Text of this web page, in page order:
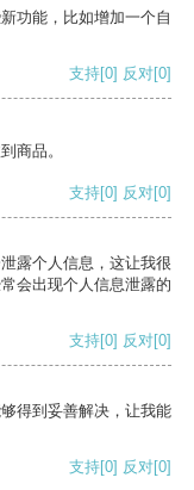
功能，比如增加一个自
支持[0] 反对[0]
商品。
支持[0] 反对[0]
露个人信息，这让我很
会出现个人信息泄露的
支持[0] 反对[0]
得到妥善解决，让我能
支持[0] 反对[0]